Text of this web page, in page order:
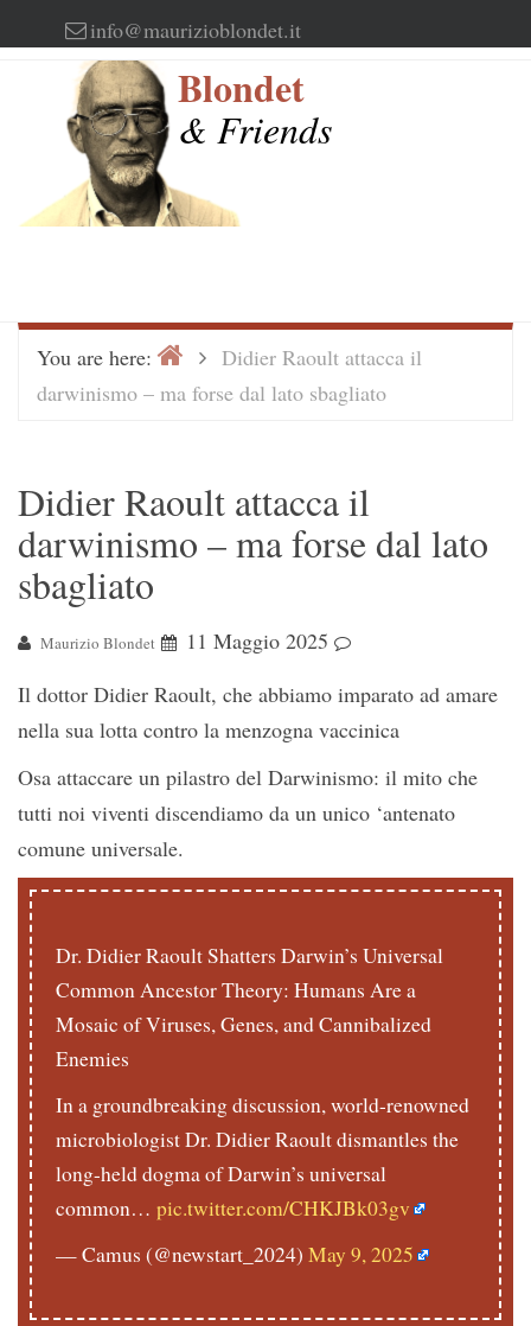
to
info@maurizioblondet.it
Blondet
& Friends
You are here: HomeDidier Raoult attacca il
darwinismo – ma forse dal lato sbagliato
Didier Raoult attacca il
darwinismo – ma forse dal lato
sbagliato
Maurizio Blondet
11 Maggio 2025
Il dottor Didier Raoult, che abbiamo imparato ad amare
nella sua lotta contro la menzogna vaccinica
Osa attaccare un pilastro del Darwinismo: il mito che
tutti noi viventi discendiamo da un unico ‘antenato
comune universale.
Dr. Didier Raoult Shatters Darwin’s Universal
Common Ancestor Theory: Humans Are a
Mosaic of Viruses, Genes, and Cannibalized
Enemies
In a groundbreaking discussion, world-renowned
microbiologist Dr. Didier Raoult dismantles the
long-held dogma of Darwin’s universal
common… pic.twitter.com/CHKJBk03gv
— Camus (@newstart_2024) May 9, 2025